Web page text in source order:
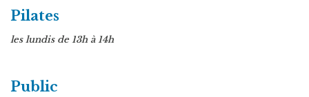
Pilates
les lundis de 13h à 14h
Public